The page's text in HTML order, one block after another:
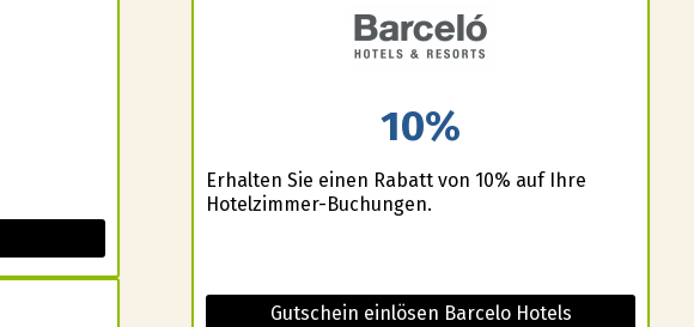
10%
Erhalten Sie einen Rabatt von 10% auf Ihre
Hotelzimmer-Buchungen.
Gutschein einlösen Barcelo Hotels